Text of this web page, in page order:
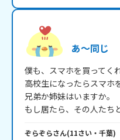
あ～同じ
僕も、スマホを買ってく
高校生になったらスマホ
兄弟か姉妹はいますか。
ぞらぞらさん(11さい・ 千葉)